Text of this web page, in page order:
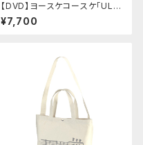
【DVD】ヨースケコースケ「ULTI
MATE ONEMAN LIVE 2022」
¥7,700